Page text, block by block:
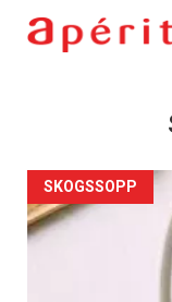
SKOGSSOPP